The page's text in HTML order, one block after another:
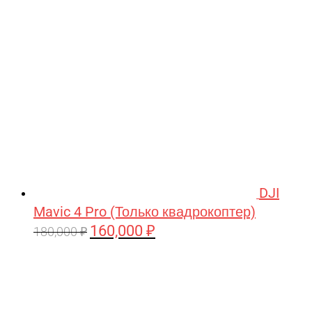
DJI
Mavic 4 Pro (Только квадрокоптер)
180,000₽ Первоначальная
160,000 ₽